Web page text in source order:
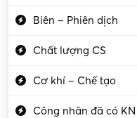
Biên – Phiên dịch
Chất lượng CS
Cơ khí – Chế tạo
Công nhân đã có KN